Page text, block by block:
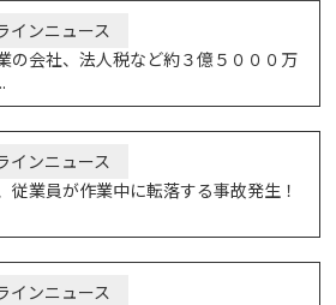
インニュース
の会社、法人税など約３億５０００万
インニュース
従業員が作業中に転落する事故発生！
インニュース